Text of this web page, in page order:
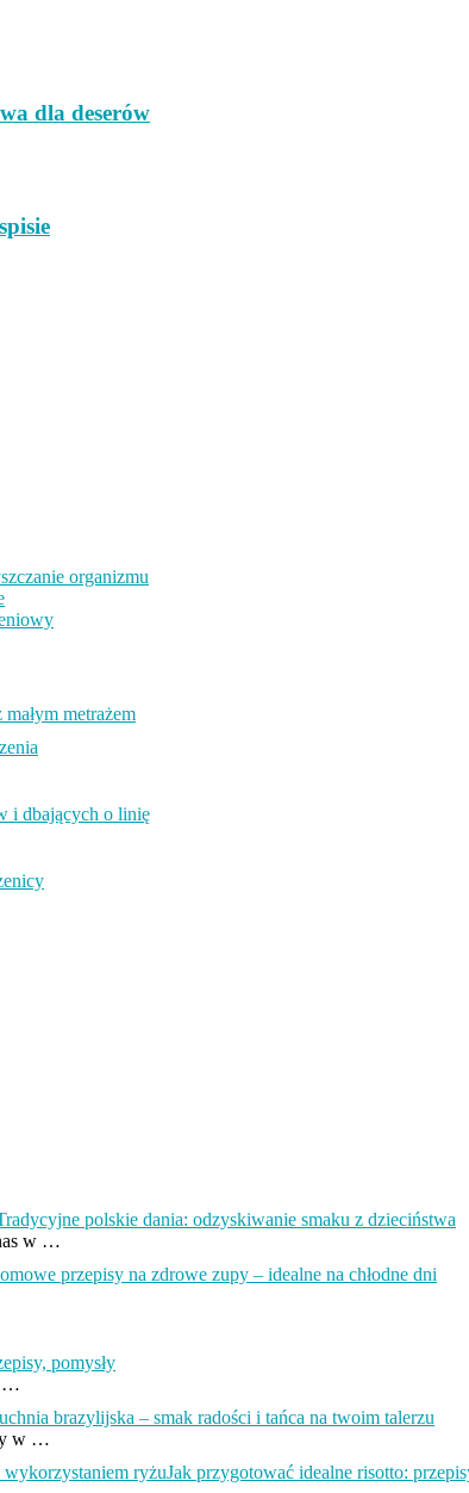
dla deserów
organizmu
metrażem
i dbających o linię
polskie dania: odzyskiwanie smaku z dzieciństwa
w …
przepisy na zdrowe zupy – idealne na chłodne dni
pomysły
…
brazylijska – smak radości i tańca na twoim talerzu
w …
Jak przygotować idealne risotto: